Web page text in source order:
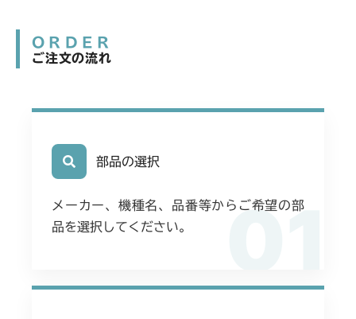
ORDER
ご注文の流れ
01
部品の選択
メーカー、機種名、品番等からご希望の部
品を選択してください。